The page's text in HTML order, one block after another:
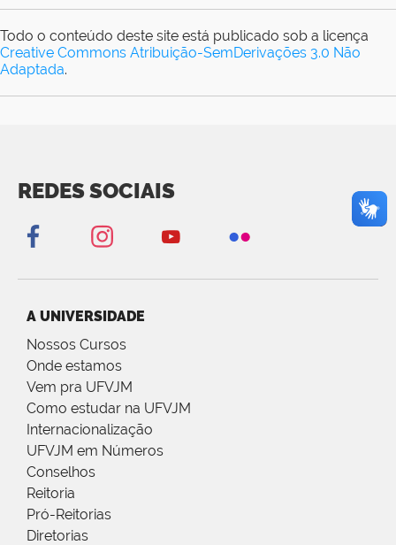
Todo o conteúdo deste site está publicado sob a licença
Creative Commons Atribuição-SemDerivações 3.0 Não
Adaptada.
REDES SOCIAIS
A UNIVERSIDADE
Nossos Cursos
Onde estamos
Vem pra UFVJM
Como estudar na UFVJM
Internacionalização
UFVJM em Números
Conselhos
Reitoria
Pró-Reitorias
Diretorias